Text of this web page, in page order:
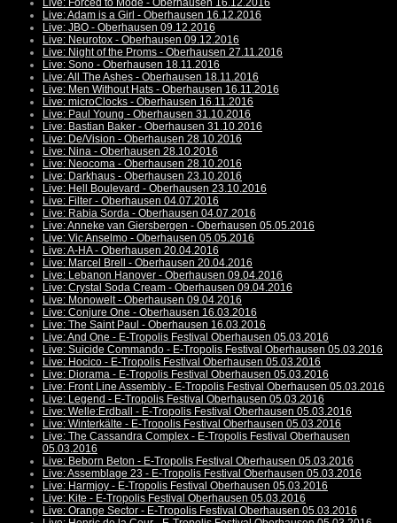
Live: Forced to Mode - Oberhausen 16.12.2016
Live: Adam is a Girl - Oberhausen 16.12.2016
Live: JBO - Oberhausen 09.12.2016
Live: Neurotox - Oberhausen 09.12.2016
Live: Night of the Proms - Oberhausen 27.11.2016
Live: Sono - Oberhausen 18.11.2016
Live: All The Ashes - Oberhausen 18.11.2016
Live: Men Without Hats - Oberhausen 16.11.2016
Live: microClocks - Oberhausen 16.11.2016
Live: Paul Young - Oberhausen 31.10.2016
Live: Bastian Baker - Oberhausen 31.10.2016
Live: De/Vision - Oberhausen 28.10.2016
Live: Nina - Oberhausen 28.10.2016
Live: Neocoma - Oberhausen 28.10.2016
Live: Darkhaus - Oberhausen 23.10.2016
Live: Hell Boulevard - Oberhausen 23.10.2016
Live: Filter - Oberhausen 04.07.2016
Live: Rabia Sorda - Oberhausen 04.07.2016
Live: Anneke van Giersbergen - Oberhausen 05.05.2016
Live: Vic Anselmo - Oberhausen 05.05.2016
Live: A-HA - Oberhausen 20.04.2016
Live: Marcel Brell - Oberhausen 20.04.2016
Live: Lebanon Hanover - Oberhausen 09.04.2016
Live: Crystal Soda Cream - Oberhausen 09.04.2016
Live: Monowelt - Oberhausen 09.04.2016
Live: Conjure One - Oberhausen 16.03.2016
Live: The Saint Paul - Oberhausen 16.03.2016
Live: And One - E-Tropolis Festival Oberhausen 05.03.2016
Live: Suicide Commando - E-Tropolis Festival Oberhausen 05.03.2016
Live: Hocico - E-Tropolis Festival Oberhausen 05.03.2016
Live: Diorama - E-Tropolis Festival Oberhausen 05.03.2016
Live: Front Line Assembly - E-Tropolis Festival Oberhausen 05.03.2016
Live: Legend - E-Tropolis Festival Oberhausen 05.03.2016
Live: Welle:Erdball - E-Tropolis Festival Oberhausen 05.03.2016
Live: Winterkälte - E-Tropolis Festival Oberhausen 05.03.2016
Live: The Cassandra Complex - E-Tropolis Festival Oberhausen
05.03.2016
Live: Beborn Beton - E-Tropolis Festival Oberhausen 05.03.2016
Live: Assemblage 23 - E-Tropolis Festival Oberhausen 05.03.2016
Live: Harmjoy - E-Tropolis Festival Oberhausen 05.03.2016
Live: Kite - E-Tropolis Festival Oberhausen 05.03.2016
Live: Orange Sector - E-Tropolis Festival Oberhausen 05.03.2016